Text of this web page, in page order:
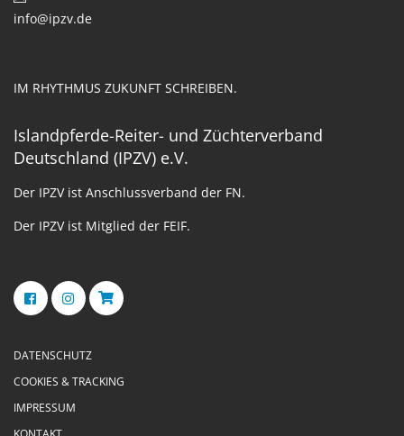
info@ipzv.de
IM RHYTHMUS ZUKUNFT SCHREIBEN.
Islandpferde-Reiter- und Züchterverband
Deutschland (IPZV) e.V.
Der IPZV ist Anschlussverband der FN.
Der IPZV ist Mitglied der FEIF.
DATENSCHUTZ
COOKIES & TRACKING
IMPRESSUM